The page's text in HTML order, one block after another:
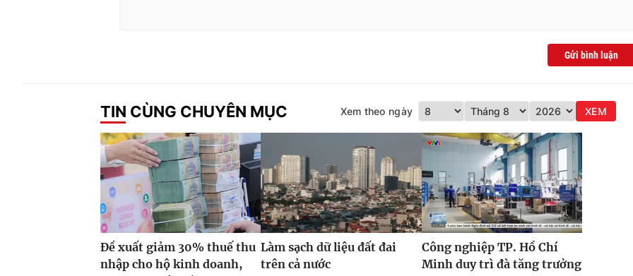
Gửi bình luận
TIN CÙNG CHUYÊN MỤC Xem theo ngày XEM
Đề xuất giảm 30% thuế thu
nhập cho hộ kinh doanh,
Làm sạch dữ liệu đất đai
trên cả nước
Công nghiệp TP. Hồ Chí
Minh duy trì đà tăng trưởng